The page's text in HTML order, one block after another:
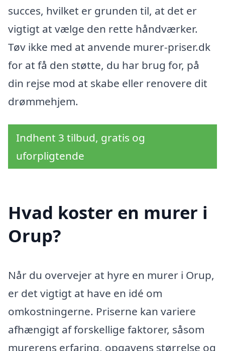
succes, hvilket er grunden til, at det er
vigtigt at vælge den rette håndværker.
Tøv ikke med at anvende murer-priser.dk
for at få den støtte, du har brug for, på
din rejse mod at skabe eller renovere dit
drømmehjem.
Indhent 3 tilbud, gratis og
uforpligtende
Hvad koster en murer i
Orup?
Når du overvejer at hyre en murer i Orup,
er det vigtigt at have en idé om
omkostningerne. Priserne kan variere
afhængigt af forskellige faktorer, såsom
murerens erfaring, opgavens størrelse og